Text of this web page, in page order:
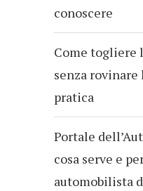
conoscere
Come togliere
senza
pratica
Portale
cosa serve e
automobilista